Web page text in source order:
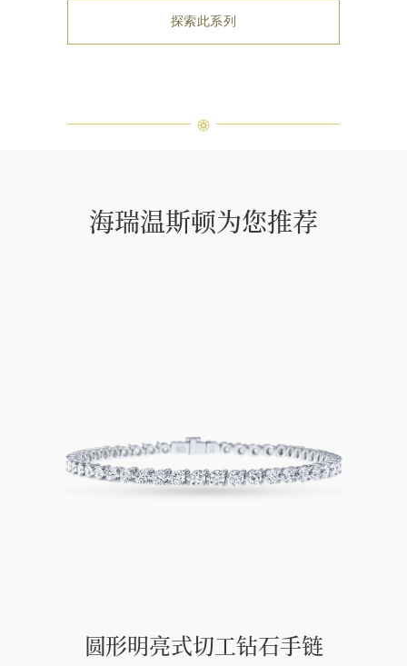
探索此系列
海瑞温斯顿为您推荐
圆形明亮式切工钻石手链